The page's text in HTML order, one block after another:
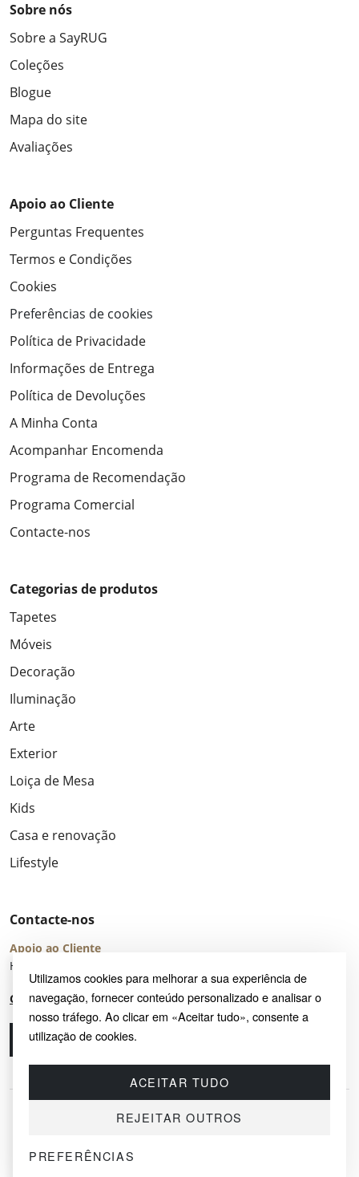
Utilizamos cookies para melhorar a sua experiência de
navegação, fornecer conteúdo personalizado e analisar o
nosso tráfego. Ao clicar em «Aceitar tudo», consente a
utilização de cookies.
ACEITAR TUDO
REJEITAR OUTROS
PREFERÊNCIAS
Sobre nós
Sobre a SayRUG
Coleções
Blogue
Mapa do site
Avaliações
Apoio ao Cliente
Perguntas Frequentes
Termos e Condições
Cookies
Preferências de cookies
Política de Privacidade
Informações de Entrega
Política de Devoluções
A Minha Conta
Acompanhar Encomenda
Programa de Recomendação
Programa Comercial
Contacte-nos
Categorias de produtos
Tapetes
Móveis
Decoração
Iluminação
Arte
Exterior
Loiça de Mesa
Kids
Casa e renovação
Lifestyle
Contacte-nos
Apoio ao Cliente
Horário de Atendimento: seg – sex 8:00 – 16:00 (UTC+2)
Centro de Ajuda
Ligue-nos
© 2026 SAYRUG OÜ · KESKLINNA LINNAOSA, AHTRI TN 12, 10151, TALLINN,